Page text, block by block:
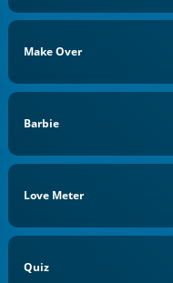
Make Over
Barbie
Love Meter
Quiz